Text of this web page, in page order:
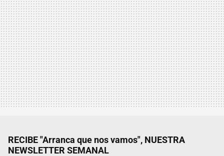
RECIBE "Arranca que nos vamos", NUESTRA
NEWSLETTER SEMANAL